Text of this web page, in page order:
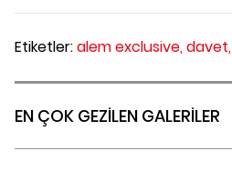
Etiketler:alem exclusive,davet,
EN ÇOK GEZİLEN GALERİLER